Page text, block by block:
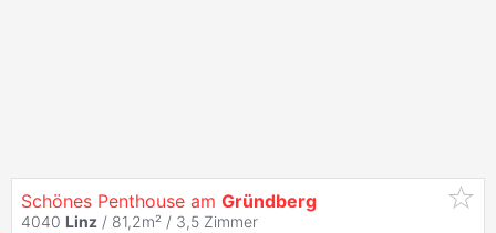
Schönes Penthouse am Gründberg
4040 Linz / 81,2m² / 3,5 Zimmer